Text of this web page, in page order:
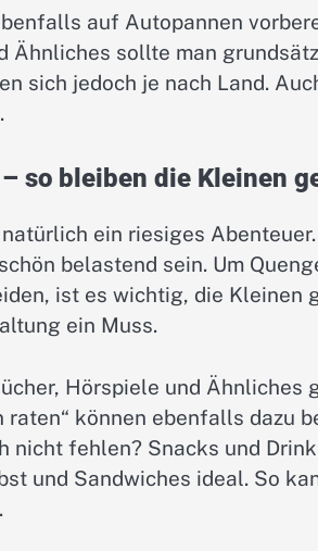
auf Autopannen
Ähnliches sollte man
sich jedoch je nach Land.
so bleiben die Kleinen
ein riesiges
belastend sein. Um
ist es wichtig, die Kleinen
ein Muss.
Hörspiele und Ähnliches
raten“ können ebenfalls dazu
nicht fehlen? Snacks und
und Sandwiches ideal. So